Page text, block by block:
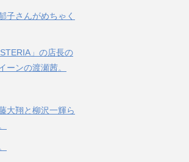
子さんがめちゃく
」の店長の
ーンの渡瀬茜。
大翔と柳沢一輝ら